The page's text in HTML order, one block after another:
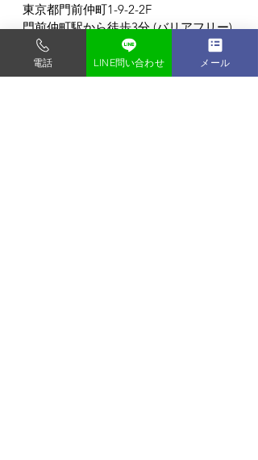
東京都門前仲町1-9-2-2F
門前仲町駅から徒歩3分 (バリアフリー)
電話 LINE問い合わせ メール